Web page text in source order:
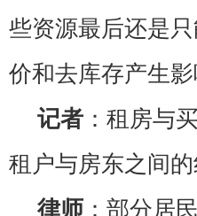
些资源最后还是
价和去库存产生影
记者 ：租房与
租户与房东之间的
律师 ：部分居